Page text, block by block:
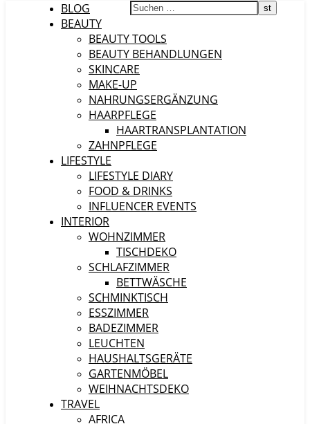
BLOG
BEAUTY
BEAUTY TOOLS
BEAUTY BEHANDLUNGEN
SKINCARE
MAKE-UP
NAHRUNGSERGÄNZUNG
HAARPFLEGE
HAARTRANSPLANTATION
ZAHNPFLEGE
LIFESTYLE
LIFESTYLE DIARY
FOOD & DRINKS
INFLUENCER EVENTS
INTERIOR
WOHNZIMMER
TISCHDEKO
SCHLAFZIMMER
BETTWÄSCHE
SCHMINKTISCH
ESSZIMMER
BADEZIMMER
LEUCHTEN
HAUSHALTSGERÄTE
GARTENMÖBEL
WEIHNACHTSDEKO
TRAVEL
AFRICA